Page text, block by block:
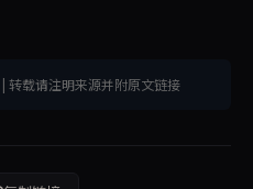
| 转载请注明来源并附原文链接